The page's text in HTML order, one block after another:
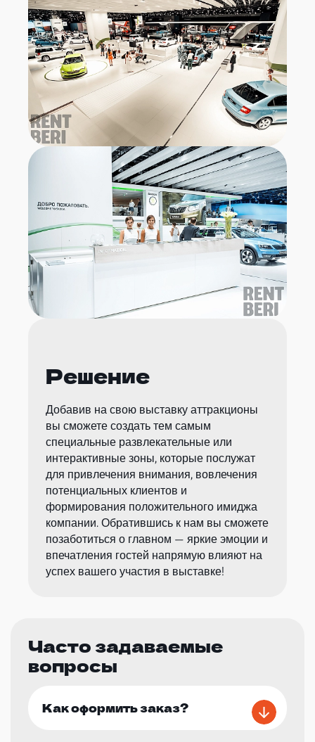
Решение
Добавив на свою выставку аттракционы
вы сможете создать тем самым
специальные развлекательные или
интерактивные зоны, которые послужат
для привлечения внимания, вовлечения
потенциальных клиентов и
формирования положительного имиджа
компании. Обратившись к нам вы сможете
позаботиться о главном — яркие эмоции и
впечатления гостей напрямую влияют на
успех вашего участия в выставке!
Часто задаваемые
вопросы
Как оформить заказ?